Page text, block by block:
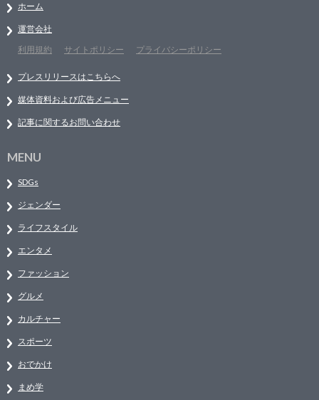
ホーム
運営会社
利用規約
サイトポリシー プライバシーポリシー
プレスリリースはこちらへ
媒体資料および広告メニュー
記事に関するお問い合わせ
MENU
SDGs
ジェンダー
ライフスタイル
エンタメ
ファッション
グルメ
カルチャー
スポーツ
おでかけ
まめ学